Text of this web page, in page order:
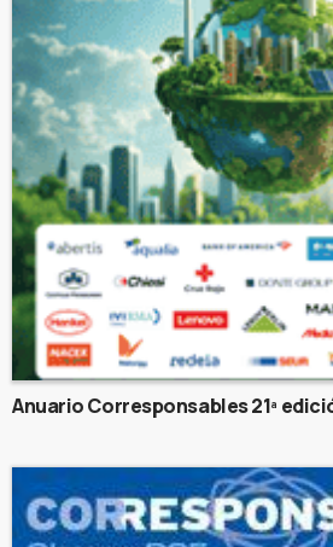
Anuario Corresponsables 21ª